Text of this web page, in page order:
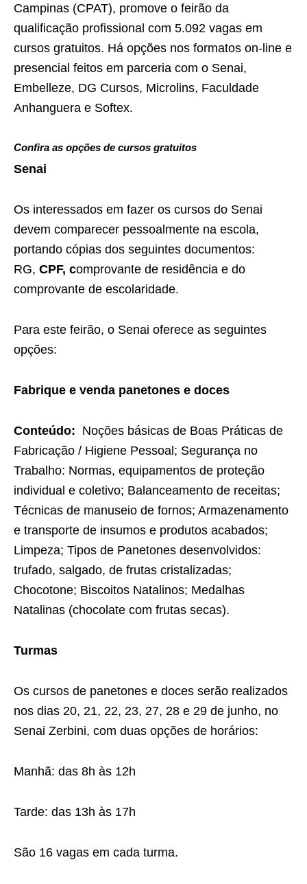
Campinas (CPAT), promove o feirão da
qualificação profissional com 5.092 vagas em
cursos gratuitos. Há opções nos formatos on-line e
presencial feitos em parceria com o Senai,
Embelleze, DG Cursos, Microlins, Faculdade
Anhanguera e Softex.
Confira as opções de cursos gratuitos
Senai
Os interessados em fazer os cursos do Senai
devem comparecer pessoalmente na escola,
portando cópias dos seguintes documentos:
RG, CPF, comprovante de residência e do
comprovante de escolaridade.
Para este feirão, o Senai oferece as seguintes
opções:
Fabrique e venda panetones e doces
Conteúdo: Noções básicas de Boas Práticas de
Fabricação / Higiene Pessoal; Segurança no
Trabalho: Normas, equipamentos de proteção
individual e coletivo; Balanceamento de receitas;
Técnicas de manuseio de fornos; Armazenamento
e transporte de insumos e produtos acabados;
Limpeza; Tipos de Panetones desenvolvidos:
trufado, salgado, de frutas cristalizadas;
Chocotone; Biscoitos Natalinos; Medalhas
Natalinas (chocolate com frutas secas).
Turmas
Os cursos de panetones e doces serão realizados
nos dias 20, 21, 22, 23, 27, 28 e 29 de junho, no
Senai Zerbini, com duas opções de horários:
Manhã: das 8h às 12h
Tarde: das 13h às 17h
São 16 vagas em cada turma.